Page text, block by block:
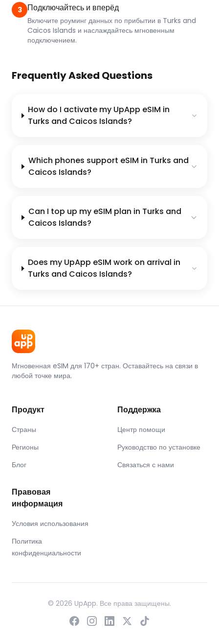
3 Подключайтесь и вперёд
Включите роуминг данных по прибытии в Turks and
Caicos Islands и наслаждайтесь мгновенным
подключением.
Frequently Asked Questions
How do I activate my UpApp eSIM in
Turks and Caicos Islands?
Which phones support eSIM in Turks and
Caicos Islands?
Can I top up my eSIM plan in Turks and
Caicos Islands?
Does my UpApp eSIM work on arrival in
Turks and Caicos Islands?
Мгновенная eSIM для 170+ стран. Оставайтесь на связи в
любой точке мира.
Продукт
Страны
Регионы
Блог
Поддержка
Центр помощи
Руководство по установке
Связаться с нами
Правовая
информация
Условия использования
Политика
конфиденциальности
© 2026 UpApp. Все права защищены.